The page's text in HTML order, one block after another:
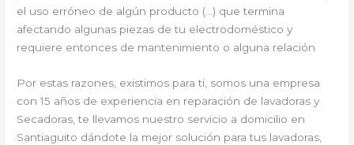
el uso erróneo de algún producto (…) que termina
afectando algunas piezas de tu electrodoméstico y
requiere entonces de mantenimiento o alguna relación
Por estas razones, existimos para ti, somos una empresa
con 15 años de experiencia en reparación de lavadoras y
Secadoras, te llevamos nuestro servicio a domicilio en
Santiaguito dándote la mejor solución para tus lavadoras,